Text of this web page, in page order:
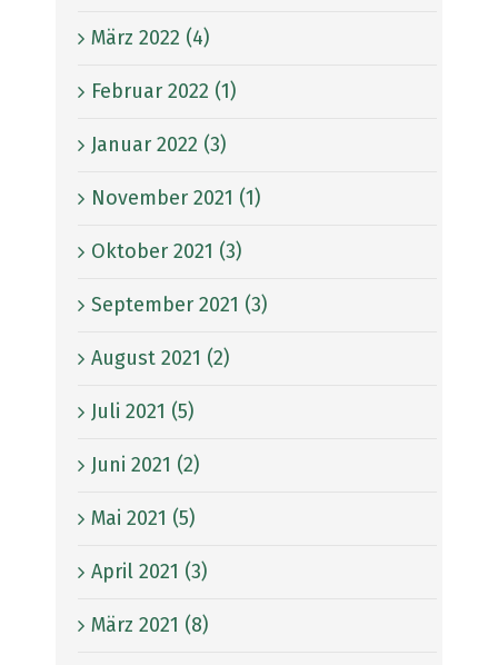
März 2022 (4)
Februar 2022 (1)
Januar 2022 (3)
November 2021 (1)
Oktober 2021 (3)
September 2021 (3)
August 2021 (2)
Juli 2021 (5)
Juni 2021 (2)
Mai 2021 (5)
April 2021 (3)
März 2021 (8)